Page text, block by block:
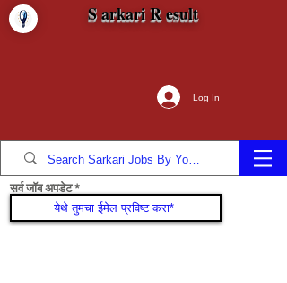
S arkari R esult
Log In
सर्व जॉब अपडेट सामील व्हा